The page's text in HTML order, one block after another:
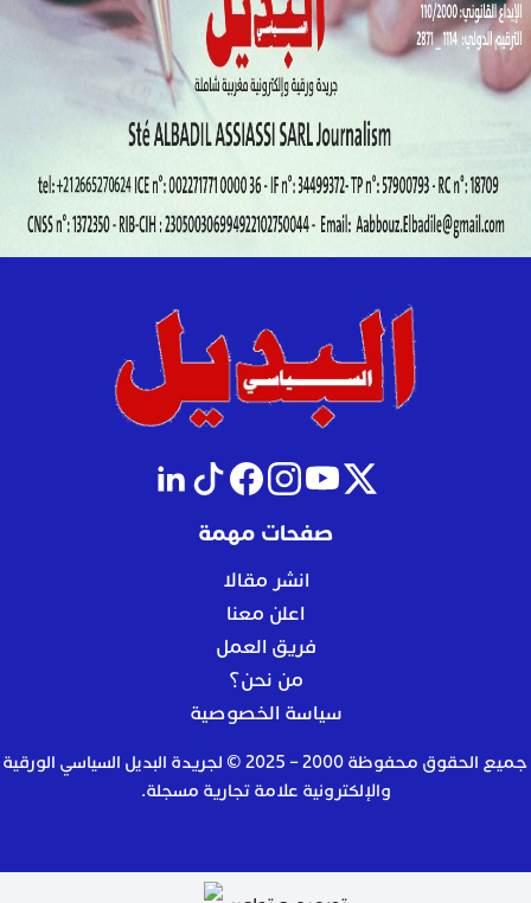
صفحات مهمة
انشر مقالا
اعلن معنا
فريق العمل
من نحن؟
سياسة الخصوصية
جميع الحقوق محفوظة 2000 – 2025 © لجريدة البديل السياسي الورقية
والإلكترونية علامة تجارية مسجلة.